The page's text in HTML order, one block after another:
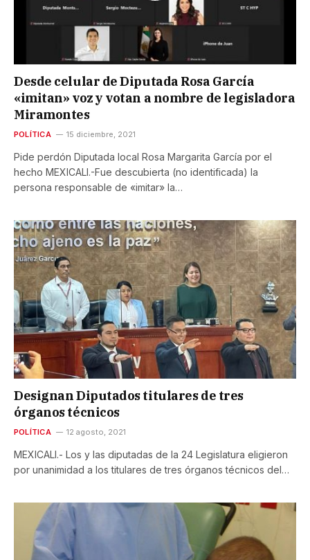
Desde celular de Diputada Rosa García
«imitan» voz y votan a nombre de legisladora
Miramontes
POLÍTICA 15 diciembre, 2021
Pide perdón Diputada local Rosa Margarita García por el
hecho MEXICALI.-Fue descubierta (no identificada) la
persona responsable de «imitar» la…
Designan Diputados titulares de tres
órganos técnicos
POLÍTICA 12 agosto, 2021
MEXICALI.- Los y las diputadas de la 24 Legislatura eligieron
por unanimidad a los titulares de tres órganos técnicos del…